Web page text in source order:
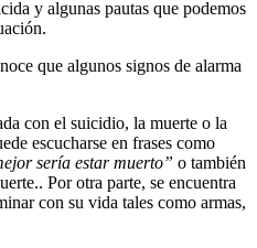
y algunas pautas que podemos
que algunos signos de alarma
con el suicidio, la muerte o la
escucharse en frases como
sería estar muerto” o también
Por otra parte, se encuentra
con su vida tales como armas,